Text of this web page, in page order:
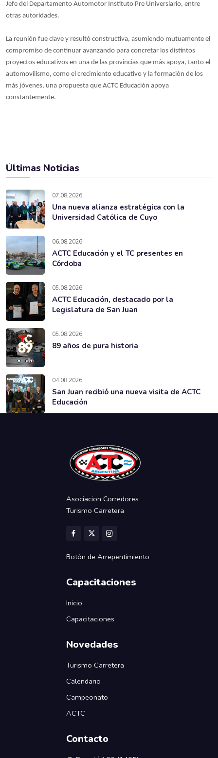
Jefe del Departamento Automotor Instituto Pre Universiario, entre
otras autoridades.
La reunión fue clave y resultó constructiva, asumiendo mutuamente el
compromiso de continuar avanzando para concretar los distintos
proyectos educativos en una de las provincias que más apoya, tanto el
automovilismo, como el crecimiento educativo y la formación de los
más jóvenes, una propuesta que ACTC Educación apoya
constantemente.
Últimas Noticias
07.08.2026
Una nueva alianza estratégica con la
Universidad Católica de Cuyo
06.08.2026
ACTC Educación y el TC presentes en
Córdoba
05.08.2026
ACTC Educación, destacado por la
Legislatura de San Juan
05.08.2026
89 años de pura historia
04.08.2026
San Juan recibió una nueva visita de ACTC
Educación
Asociacion Corredores
Turismo Carretera
Botón de Arrepentimiento
Capacitaciones
Inicio
Capacitaciones
Novedades
Turismo Carretera
Calendario
Campeonato
ACTC
Contacto